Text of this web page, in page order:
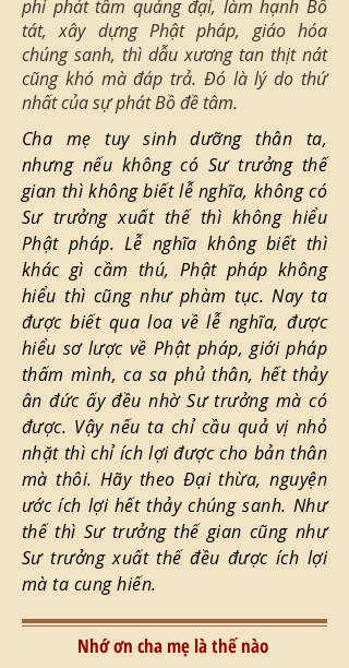
phi phát tâm quảng đại, làm hạnh Bồ
tát, xây dựng Phật pháp, giáo hóa
chúng sanh, thì dẫu xương tan thịt nát
cũng khó mà đáp trả. Đó là lý do thứ
nhất của sự phát Bồ đề tâm.
Cha mẹ tuy sinh dưỡng thân ta,
nhưng nếu không có Sư trưởng thế
gian thì không biết lễ nghĩa, không có
Sư trưởng xuất thế thì không hiểu
Phật pháp. Lễ nghĩa không biết thì
khác gì cầm thú, Phật pháp không
hiểu thì cũng như phàm tục. Nay ta
được biết qua loa về lễ nghĩa, được
hiểu sơ lược về Phật pháp, giới pháp
thấm mình, ca sa phủ thân, hết thảy
ân đức ấy đều nhờ Sư trưởng mà có
được. Vậy nếu ta chỉ cầu quả vị nhỏ
nhặt thì chỉ ích lợi được cho bản thân
mà thôi. Hãy theo Đại thừa, nguyện
ước ích lợi hết thảy chúng sanh. Như
thế thì Sư trưởng thế gian cũng như
Sư trưởng xuất thế đều được ích lợi
mà ta cung hiến.
Nhớ ơn cha mẹ là thế nào